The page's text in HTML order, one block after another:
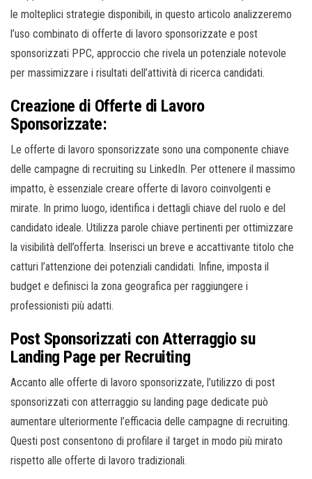
le molteplici strategie disponibili, in questo articolo analizzeremo
l’uso combinato di offerte di lavoro sponsorizzate e post
sponsorizzati PPC, approccio che rivela un potenziale notevole
per massimizzare i risultati dell’attività di ricerca candidati.
Creazione di Offerte di Lavoro
Sponsorizzate:
Le offerte di lavoro sponsorizzate sono una componente chiave
delle campagne di recruiting su LinkedIn. Per ottenere il massimo
impatto, è essenziale creare offerte di lavoro coinvolgenti e
mirate. In primo luogo, identifica i dettagli chiave del ruolo e del
candidato ideale. Utilizza parole chiave pertinenti per ottimizzare
la visibilità dell’offerta. Inserisci un breve e accattivante titolo che
catturi l’attenzione dei potenziali candidati. Infine, imposta il
budget e definisci la zona geografica per raggiungere i
professionisti più adatti.
Post Sponsorizzati con Atterraggio su
Landing Page per Recruiting
Accanto alle offerte di lavoro sponsorizzate, l’utilizzo di post
sponsorizzati con atterraggio su landing page dedicate può
aumentare ulteriormente l’efficacia delle campagne di recruiting.
Questi post consentono di profilare il target in modo più mirato
rispetto alle offerte di lavoro tradizionali.